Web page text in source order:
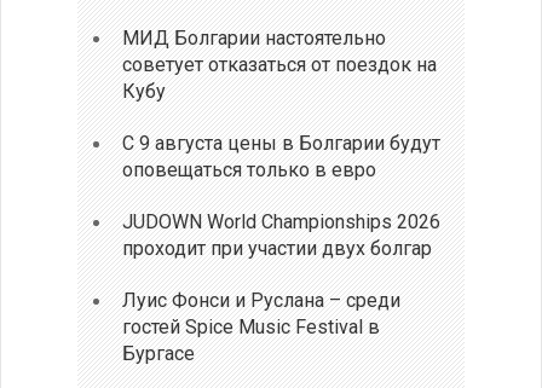
МИД Болгарии настоятельно
советует отказаться от поездок на
Кубу
С 9 августа цены в Болгарии будут
оповещаться только в евро
JUDOWN World Championships 2026
проходит при участии двух болгар
Луис Фонси и Руслана – среди
гостей Spice Music Festival в
Бургасе